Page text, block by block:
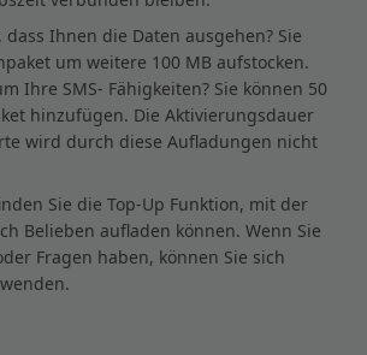
dass Ihnen die Daten ausgehen? Sie
um weitere 100 MB aufstocken.
Ihre SMS- Fähigkeiten? Sie können 50
hinzufügen. Die Aktivierungsdauer
wird durch diese Aufladungen nicht
Sie die Top-Up Funktion, mit der
Belieben aufladen können. Wenn Sie
Fragen haben, können Sie sich